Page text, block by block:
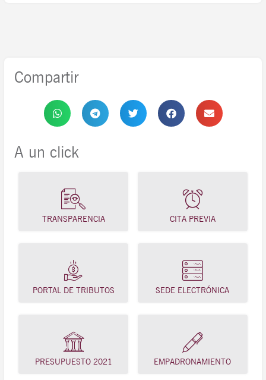
Compartir
A un click
TRANSPARENCIA CITA PREVIA
PORTAL DE TRIBUTOS SEDE ELECTRÓNICA
PRESUPUESTO 2021 EMPADRONAMIENTO